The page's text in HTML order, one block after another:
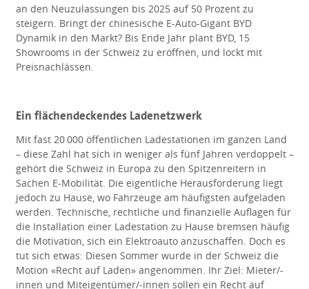
an den Neuzulassungen bis 2025 auf 50 Prozent zu
steigern. Bringt der chinesische E-Auto-Gigant BYD
Dynamik in den Markt? Bis Ende Jahr plant BYD, 15
Showrooms in der Schweiz zu eröffnen, und lockt mit
Preisnachlässen.
Ein flächendeckendes Ladenetzwerk
Mit fast 20 000 öffentlichen Ladestationen im ganzen Land
– diese Zahl hat sich in weniger als fünf Jahren verdoppelt –
gehört die Schweiz in Europa zu den Spitzenreitern in
Sachen E-Mobilität. Die eigentliche Herausforderung liegt
jedoch zu Hause, wo Fahrzeuge am häufigsten aufgeladen
werden. Technische, rechtliche und finanzielle Auflagen für
die Installation einer Ladestation zu Hause bremsen häufig
die Motivation, sich ein Elektroauto anzuschaffen. Doch es
tut sich etwas: Diesen Sommer wurde in der Schweiz die
Motion «Recht auf Laden» angenommen. Ihr Ziel: Mieter/-
innen und Miteigentümer/-innen sollen ein Recht auf